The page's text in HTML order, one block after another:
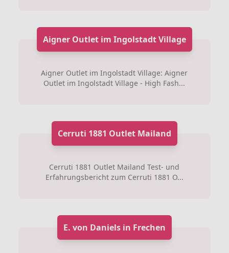
Aigner Outlet im Ingolstadt Village
Aigner Outlet im Ingolstadt Village: Aigner
Outlet im Ingolstadt Village - High Fash...
Cerruti 1881 Outlet Mailand
Cerruti 1881 Outlet Mailand Test- und
Erfahrungsbericht zum Cerruti 1881 O...
E. von Daniels in Frechen